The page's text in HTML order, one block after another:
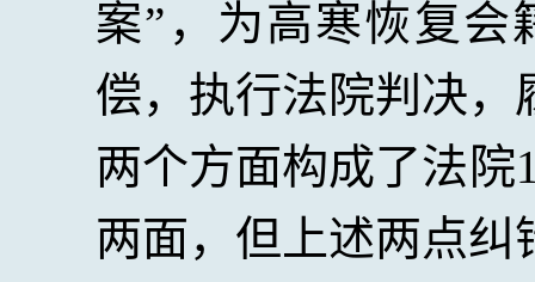
案”，为高寒恢复会
偿，执行法院判决
两个方面构成了法院
两面，但上述两点